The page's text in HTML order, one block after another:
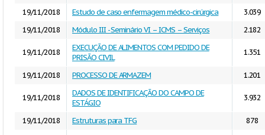
19/11/2018 Estudo de caso enfermagem médico-cirúrgica
3.039
19/11/2018
Módulo III - Seminário VI – ICMS – Serviços 2.182
19/11/2018
EXECUÇÃO DE ALIMENTOS COM PEDIDO DE
PRISÃO CIVIL
1.351
19/11/2018 PROCESSO DE ARMAZEM 1.201
19/11/2018
DADOS DE IDENTIFICAÇÃO DO CAMPO DE
ESTÁGIO
3.932
19/11/2018 Estruturas para TFG 878